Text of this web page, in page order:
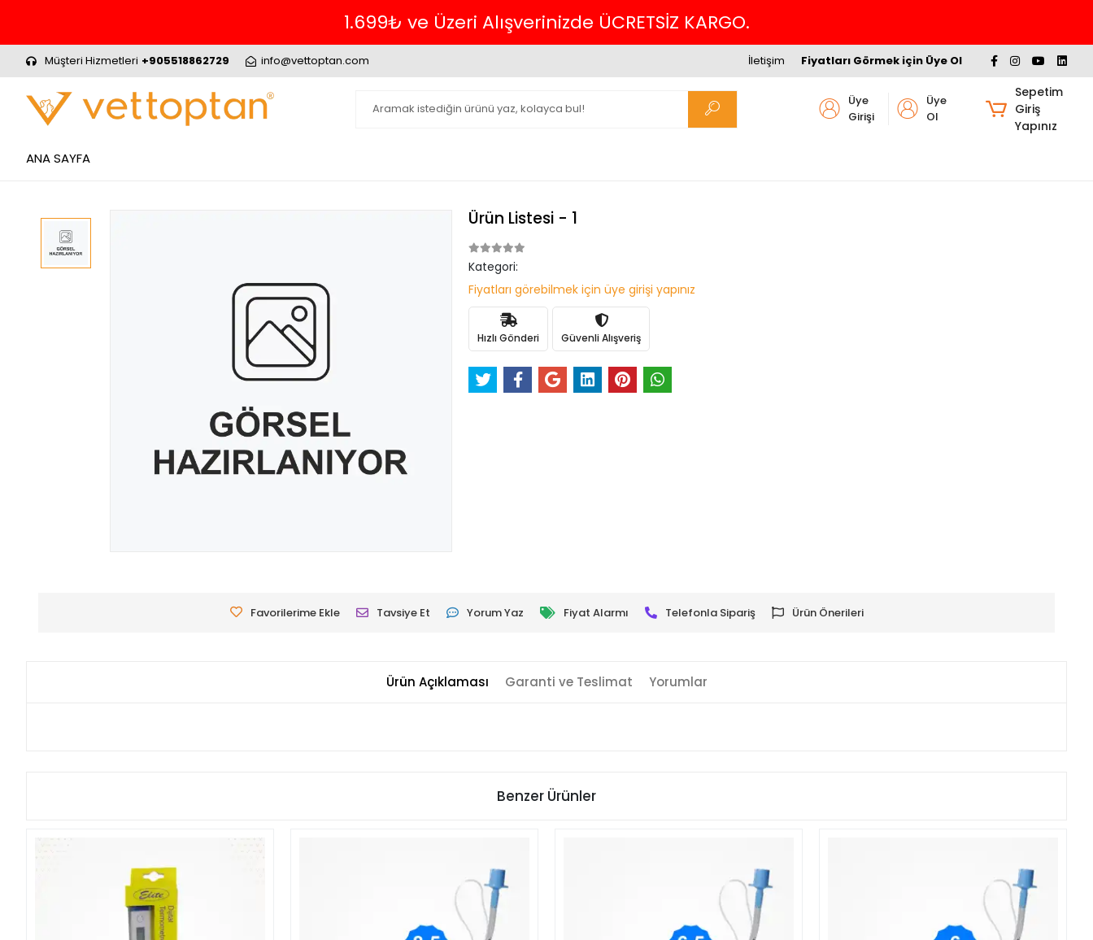
Müşteri Hizmetleri +905518862729 info@vettoptan.com Fiyatları Görmek için Üye Ol
İletişim
Üye
Girişi
Üye
Ol
Sepetim
Giriş
Yapınız
ANA SAYFA
Ürün Listesi - 1
Kategori:
Fiyatları görebilmek için üye girişi yapınız
Hızlı Gönderi Güvenli Alışveriş
Favorilerime Ekle Tavsiye Et Yorum Yaz Fiyat Alarmı Telefonla Sipariş Ürün Önerileri
Ürün Açıklaması Garanti ve Teslimat Yorumlar
Benzer Ürünler